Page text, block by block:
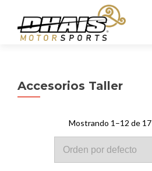
Accesorios Taller
Mostrando 1–12 de